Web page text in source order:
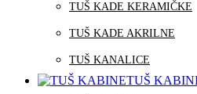
TUŠ KADE KERAMIČKE
TUŠ KADE AKRILNE
TUŠ KANALICE
TUŠ